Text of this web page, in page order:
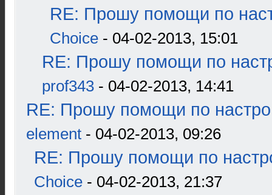
RE: Прошу помощи по
Choice - 04-02-2013, 15:01
RE: Прошу помощи по
prof343 - 04-02-2013, 14:41
RE: Прошу помощи по
element - 04-02-2013, 09:26
RE: Прошу помощи по
Choice - 04-02-2013, 21:37